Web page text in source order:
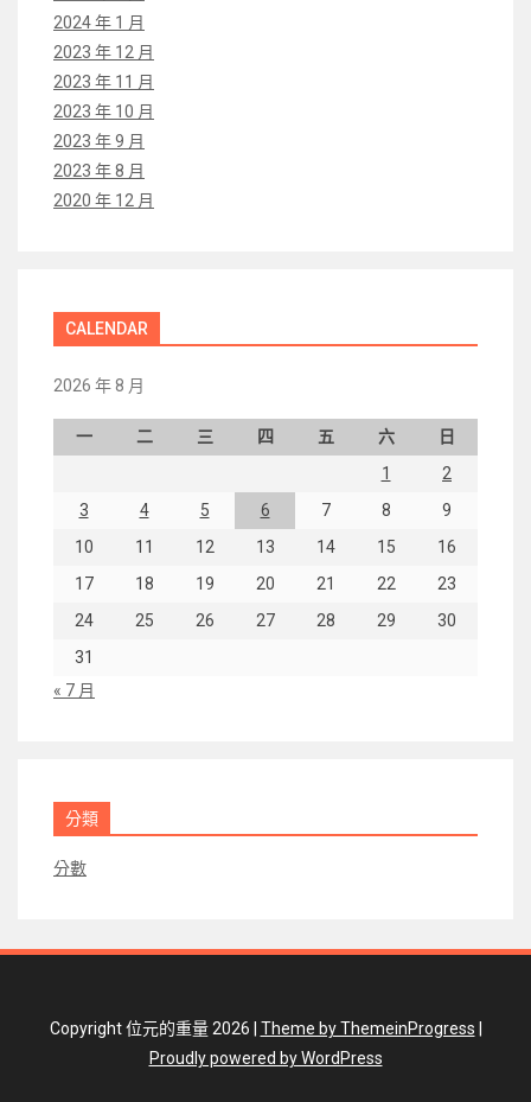
2024 年 1 月
2023 年 12 月
2023 年 11 月
2023 年 10 月
2023 年 9 月
2023 年 8 月
2020 年 12 月
CALENDAR
2026 年 8 月
一 二 三 四 五 六
日
1
2
3
4 5 6 7 8
9
10
11 12 13 14 15
16
17
18 19 20 21 22
23
24
25 26 27 28 29
30
31
« 7 月
分類
分數
Copyright 位元的重量 2026 | Theme by ThemeinProgress
Proudly powered by WordPress